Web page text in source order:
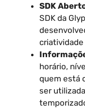
SDK
SDK da
criatividade
horário,
quem está
ser